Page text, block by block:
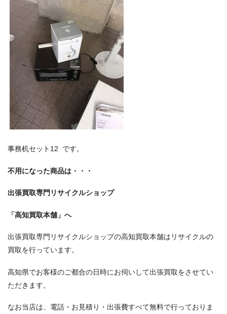
事務机セット12 です。
不用になった商品は・・・
出張買取専門リサイクルショップ
「高知買取本舗」へ
出張買取専門リサイクルショップの高知買取本舗はリサイクルの
買取を行っています。
高知県でお客様のご都合の日時にお伺いして出張買取をさせてい
ただきます。
なお当店は、電話・お見積り・出張費すべて無料で行っておりま